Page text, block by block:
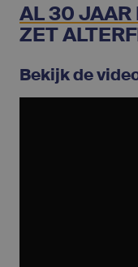
AL 30 JAAR
ZET
Bekijk de